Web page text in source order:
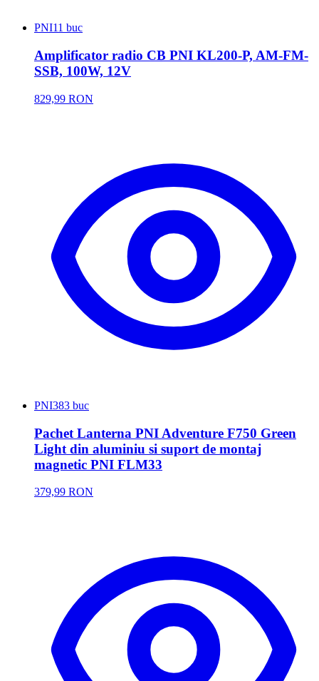
PNI11 buc
Amplificator radio CB PNI KL200-P, AM-FM-
SSB, 100W, 12V
829,99 RON
PNI383 buc
Pachet Lanterna PNI Adventure F750 Green
Light din aluminiu si suport de montaj
magnetic PNI FLM33
379,99 RON